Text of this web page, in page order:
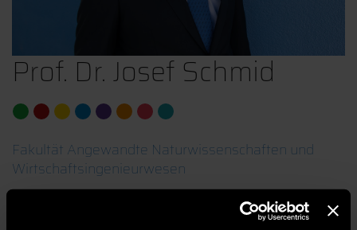
Prof. Dr. Josef Schmid
Fakultät Angewandte Naturwissenschaften und
Wirtschaftsingenieurwesen
Professorinnen und Professoren